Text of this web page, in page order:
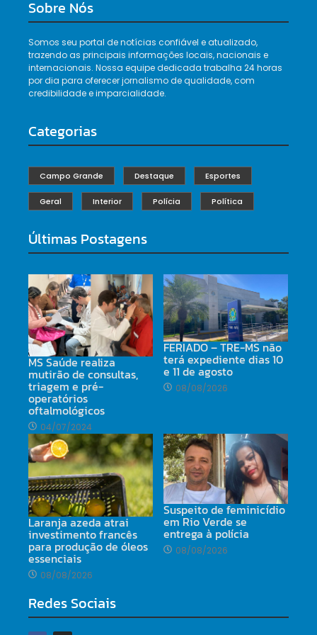
Sobre Nós
Somos seu portal de notícias confiável e atualizado,
trazendo as principais informações locais, nacionais e
internacionais. Nossa equipe dedicada trabalha 24 horas
por dia para oferecer jornalismo de qualidade, com
credibilidade e imparcialidade.
Categorias
Campo Grande Destaque Esportes
Geral Interior Polícia Política
Últimas Postagens
MS Saúde realiza
mutirão de consultas,
triagem e pré-
operatórios
oftalmológicos
04/07/2024
FERIADO – TRE-MS não
terá expediente dias 10
e 11 de agosto
08/08/2026
Laranja azeda atrai
investimento francês
para produção de óleos
essenciais
08/08/2026
Suspeito de feminicídio
em Rio Verde se
entrega à polícia
08/08/2026
Redes Sociais